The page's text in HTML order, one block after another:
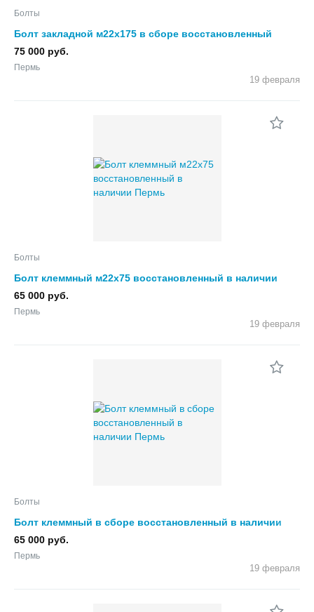
Болты
Болт закладной м22х175 в сборе восстановленный
75 000 руб.
Пермь
19 февраля
Болты
Болт клеммный м22х75 восстановленный в наличии
65 000 руб.
Пермь
19 февраля
Болты
Болт клеммный в сборе восстановленный в наличии
65 000 руб.
Пермь
19 февраля